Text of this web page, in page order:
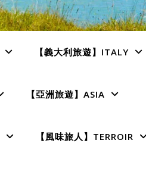
【義大利旅遊】ITALY
【亞洲旅遊】ASIA
【風味旅人】TERROIR